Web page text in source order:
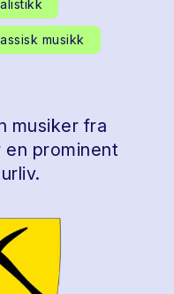
musikk
musiker fra
en prominent